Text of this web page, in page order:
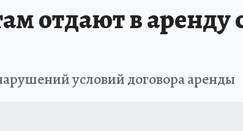
отдают в
условий договора аренды